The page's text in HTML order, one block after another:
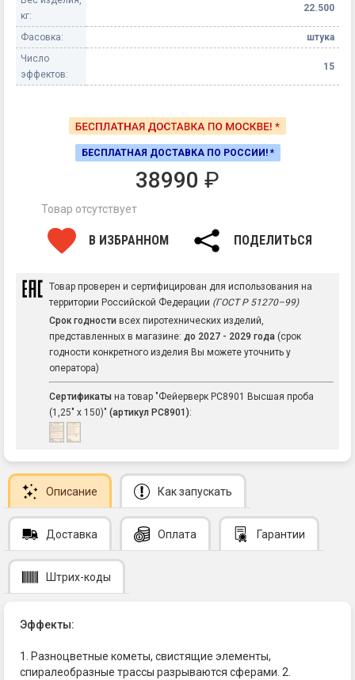
кг:
22.500
Фасовка:
штука
Число
эффектов:
15
БЕСПЛАТНАЯ ДОСТАВКА ПО РОССИИ! *
38990 ₽
Товар отсутствует
В ИЗБРАННОМ ПОДЕЛИТЬСЯ
Товар проверен и сертифицирован для использования на
территории Российской Федерации (ГОСТ Р 51270–99)
Срок годности всех пиротехнических изделий,
представленных в магазине: до 2027 - 2029 года (срок
годности конкретного изделия Вы можете уточнить у
оператора)
Сертификаты на товар "Фейерверк РС8901 Высшая проба
(1,25" х 150)" (артикул РС8901):
Описание Как запускать
Доставка Оплата Гарантии
Штрих-коды
Эффекты:
1. Разноцветные кометы, свистящие элементы,
спиралеобразные трассы разрываются сферами. 2.